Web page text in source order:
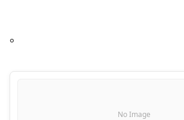
。
No Image